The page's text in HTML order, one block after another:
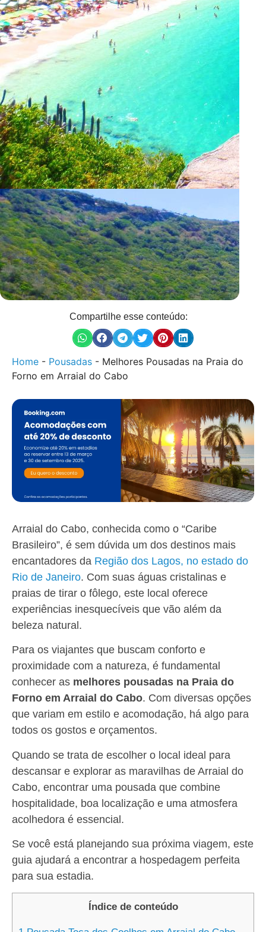
Compartilhe esse conteúdo:
Home - Pousadas - Melhores Pousadas na Praia do
Forno em Arraial do Cabo
Arraial do Cabo, conhecida como o “Caribe
Brasileiro”, é sem dúvida um dos destinos mais
encantadores da Região dos Lagos, no estado do
Rio de Janeiro. Com suas águas cristalinas e
praias de tirar o fôlego, este local oferece
experiências inesquecíveis que vão além da
beleza natural.
Para os viajantes que buscam conforto e
proximidade com a natureza, é fundamental
conhecer as melhores pousadas na Praia do
Forno em Arraial do Cabo. Com diversas opções
que variam em estilo e acomodação, há algo para
todos os gostos e orçamentos.
Quando se trata de escolher o local ideal para
descansar e explorar as maravilhas de Arraial do
Cabo, encontrar uma pousada que combine
hospitalidade, boa localização e uma atmosfera
acolhedora é essencial.
Se você está planejando sua próxima viagem, este
guia ajudará a encontrar a hospedagem perfeita
para sua estadia.
Índice de conteúdo